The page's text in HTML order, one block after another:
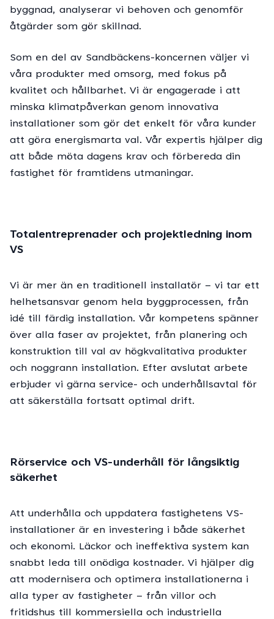
byggnad, analyserar vi behoven och genomför
åtgärder som gör skillnad.
Som en del av Sandbäckens-koncernen väljer vi
våra produkter med omsorg, med fokus på
kvalitet och hållbarhet. Vi är engagerade i att
minska klimatpåverkan genom innovativa
installationer som gör det enkelt för våra kunder
att göra energismarta val. Vår expertis hjälper dig
att både möta dagens krav och förbereda din
fastighet för framtidens utmaningar.
Totalentreprenader och projektledning inom
VS
Vi är mer än en traditionell installatör – vi tar ett
helhetsansvar genom hela byggprocessen, från
idé till färdig installation. Vår kompetens spänner
över alla faser av projektet, från planering och
konstruktion till val av högkvalitativa produkter
och noggrann installation. Efter avslutat arbete
erbjuder vi gärna service- och underhållsavtal för
att säkerställa fortsatt optimal drift.
Rörservice och VS-underhåll för långsiktig
säkerhet
Att underhålla och uppdatera fastighetens VS-
installationer är en investering i både säkerhet
och ekonomi. Läckor och ineffektiva system kan
snabbt leda till onödiga kostnader. Vi hjälper dig
att modernisera och optimera installationerna i
alla typer av fastigheter – från villor och
fritidshus till kommersiella och industriella